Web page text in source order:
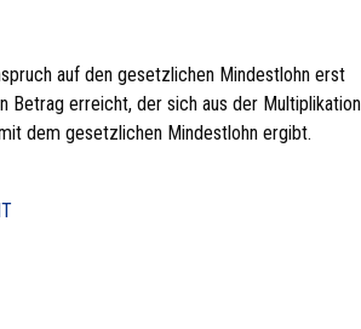
auf den gesetzlichen Mindestlohn erst
Betrag erreicht, der sich aus der Multiplikation
dem gesetzlichen Mindestlohn ergibt.